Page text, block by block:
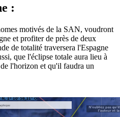
:
motivés de la SAN, voudront
et profiter de près de deux
de totalité traversera l'Espagne
que l'éclipse totale aura lieu à
l'horizon et qu'il faudra un